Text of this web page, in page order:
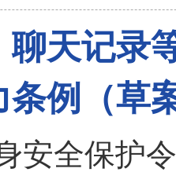
聊天记录
条例（草
安全保护